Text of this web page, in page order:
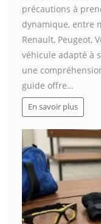
précautions à
dynamique, entre
Renault, Peugeot,
véhicule adapté à
une
guide offre…
En savoir plus